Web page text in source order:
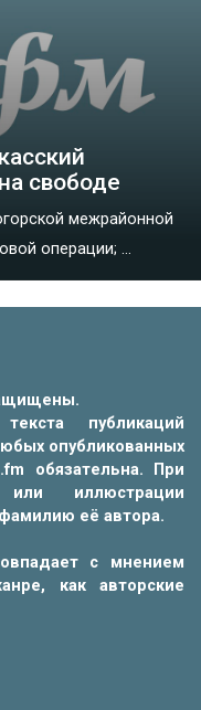
свободе
межрайонной
операции; ...
публикаций
опубликованных
обязательна. При
или иллюстрации
её автора.
с мнением
как авторские